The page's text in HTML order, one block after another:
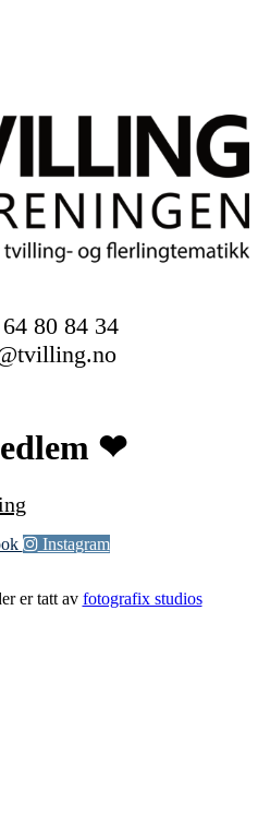
80 84 34
❤︎
Instagram
er tatt av fotografix studios